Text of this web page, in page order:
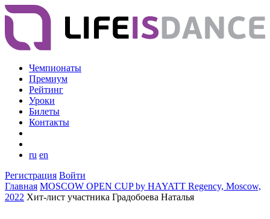
Чемпионаты
Премиум
Рейтинг
Уроки
Билеты
Контакты
ru en
Регистрация Войти
Главная MOSCOW OPEN CUP by HAYATT Regency, Moscow,
2022 Хит-лист участника Градобоева Наталья